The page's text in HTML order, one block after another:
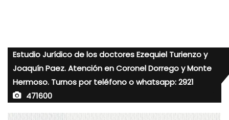
Estudio Jurídico de los doctores Ezequiel Turienzo y
Joaquín Paez. Atención en Coronel Dorrego y Monte
Hermoso. Turnos por teléfono o whatsapp: 2921
471600